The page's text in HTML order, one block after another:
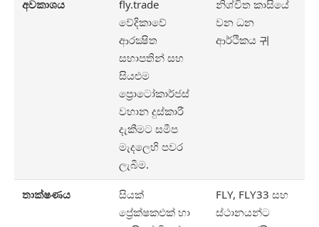
අවකාශය
fly.trade
වේදිකාවේ
ආරක්‍ෂිත
සභාපතින් සහ
සියළුම
ප්‍රොටෝකාර්ජස්
වහාන දුස්කාරී
දැකීමට සමීප
මැදලෙහි පවර
ලැබීම.
නිශ්චිත කාසියේ
වන ධන
ආර්ථිකය 귀
තාක්ෂණය
සියක්
ප්‍රේක්ෂකඑක් හා
FLY, FLY33 සහ
ස්ථානයන්ට